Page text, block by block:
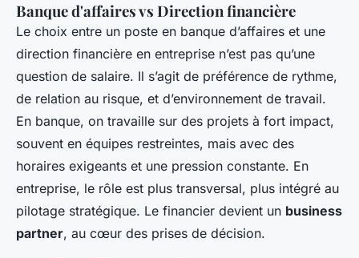
Banque d'affaires vs Direction financière
Le choix entre un poste en banque d’affaires et une
direction financière en entreprise n’est pas qu’une
question de salaire. Il s’agit de préférence de rythme,
de relation au risque, et d’environnement de travail.
En banque, on travaille sur des projets à fort impact,
souvent en équipes restreintes, mais avec des
horaires exigeants et une pression constante. En
entreprise, le rôle est plus transversal, plus intégré au
pilotage stratégique. Le financier devient un business
partner, au cœur des prises de décision.